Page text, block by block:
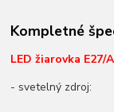
Kompletné
LED žiarovka E27/
- svetelný zdroj: